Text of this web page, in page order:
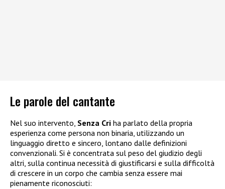
Le parole del cantante
Nel suo intervento, Senza Cri ha parlato della propria
esperienza come persona non binaria, utilizzando un
linguaggio diretto e sincero, lontano dalle definizioni
convenzionali. Si è concentrata sul peso del giudizio degli
altri, sulla continua necessità di giustificarsi e sulla difficoltà
di crescere in un corpo che cambia senza essere mai
pienamente riconosciuti: